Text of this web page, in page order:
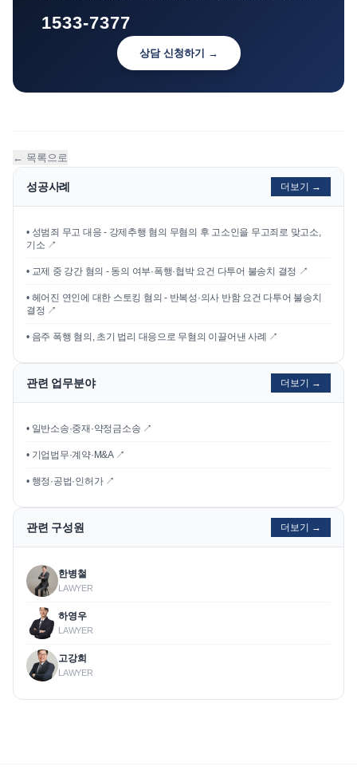
1533-7377
상담 신청하기 →
← 목록으로
성공사례 더보기 →
• 성범죄 무고 대응 - 강제추행 혐의 무혐의 후 고소인을 무고죄로 맞고소,
기소 ↗
• 교제 중 강간 혐의 - 동의 여부·폭행·협박 요건 다투어 불송치 결정 ↗
• 헤어진 연인에 대한 스토킹 혐의 - 반복성·의사 반함 요건 다투어 불송치
결정 ↗
• 음주 폭행 혐의, 초기 법리 대응으로 무혐의 이끌어낸 사례 ↗
관련 업무분야 더보기 →
• 일반소송·중재·약정금소송 ↗
• 기업법무·계약·M&A ↗
• 행정·공법·인허가 ↗
관련 구성원 더보기 →
한병철
LAWYER
하영우
LAWYER
고강희
LAWYER